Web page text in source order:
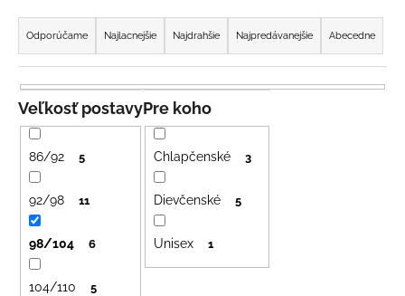
R
a
d
e
n
i
e
p
o
d
u
Odporúčame Najlacnejšie Najdrahšie Najpredávanejšie Abecedne
Pre koho
Chlapčenské 3
Dievčenské 5
Unisex 1
Veľkosť postavy
86/92 5
92/98 11
98/104 6
104/110 5
e
n
á
j